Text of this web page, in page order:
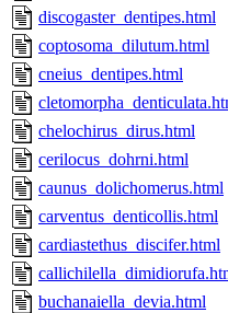
discogaster_dentipes.html
coptosoma_dilutum.html
cneius_dentipes.html
chelochirus_dirus.html
cerilocus_dohrni.html
caunus_dolichomerus.html
carventus_denticollis.html
cardiastethus_discifer.html
buchanaiella_devia.html